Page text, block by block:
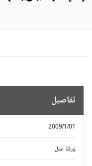
تفاصيل
2009/1/01
ورقة عمل